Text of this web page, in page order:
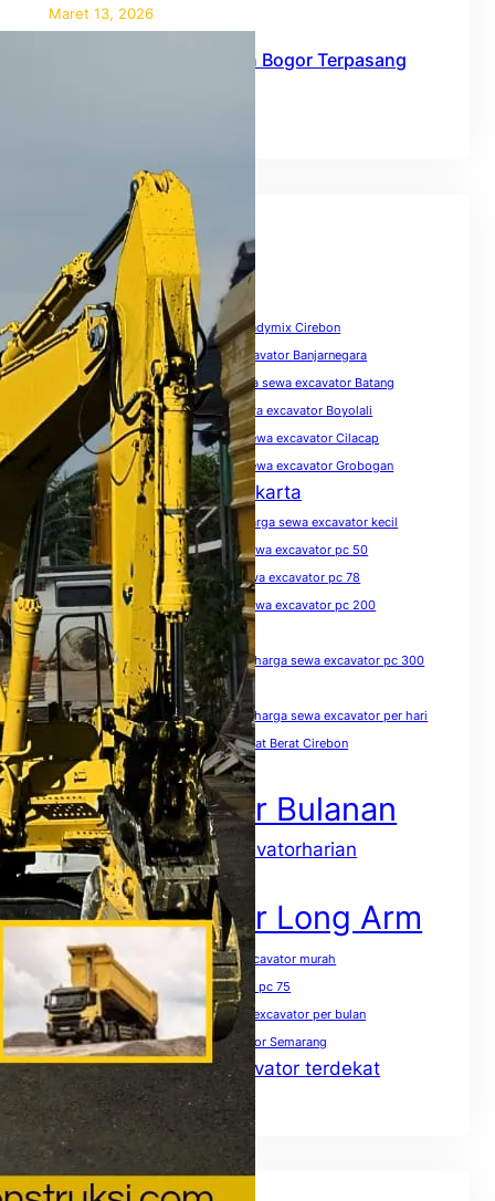
Maret 13, 2026
Harga Pagar Panel Beton Bogor Terpasang
Tags
biaya sewa excavator
Harga Beton Readymix Cirebon
harga sewa excavator
harga sewa excavator Banjarnegara
harga sewa excavator Banyumas
harga sewa excavator Batang
harga sewa excavator Blora
harga sewa excavator Boyolali
harga sewa excavator Brebes
harga sewa excavator Cilacap
harga sewa excavator Demak
harga sewa excavator Grobogan
Harga Sewa Excavator Jakarta
harga sewa excavator Jawa Tengah
harga sewa excavator kecil
harga sewa excavator Kendal
harga sewa excavator pc 50
harga sewa excavator pc 75
harga sewa excavator pc 78
harga sewa excavator pc 100
harga sewa excavator pc 200
harga sewa excavator pc 200 per hari
harga sewa excavator pc 200 per jam
harga sewa excavator pc 300
harga sewa excavator pc 300 per jam
harga sewa excavator pc 400 per jam
harga sewa excavator per hari
harga sewa excavator per jam
Sewa Alat Berat Cirebon
Sewa Excavator
Sewa Excavator Bulanan
Sewa excavator harian
sewaexcavatorharian
Sewa Excavator Jakarta
Sewa Excavator Long Arm
Sewa excavator mini terdekat
sewa excavator murah
Sewa excavator pc 50
Sewa excavator pc 75
Sewa excavator pc 200 per jam
Sewa excavator per bulan
Sewa excavator per hari
Sewa excavator Semarang
Sewa excavator solo
Sewa excavator terdekat